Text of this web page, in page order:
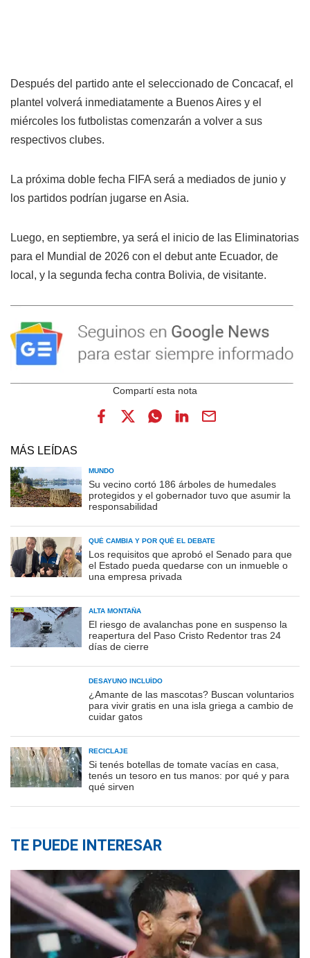
Después del partido ante el seleccionado de Concacaf, el
plantel volverá inmediatamente a Buenos Aires y el
miércoles los futbolistas comenzarán a volver a sus
respectivos clubes.
La próxima doble fecha FIFA será a mediados de junio y
los partidos podrían jugarse en Asia.
Luego, en septiembre, ya será el inicio de las Eliminatorias
para el Mundial de 2026 con el debut ante Ecuador, de
local, y la segunda fecha contra Bolivia, de visitante.
MÁS LEÍDAS
MUNDO
Su vecino cortó 186 árboles de humedales
protegidos y el gobernador tuvo que asumir la
responsabilidad
QUÉ CAMBIA Y POR QUÉ EL DEBATE
Los requisitos que aprobó el Senado para que
el Estado pueda quedarse con un inmueble o
una empresa privada
ALTA MONTAÑA
El riesgo de avalanchas pone en suspenso la
reapertura del Paso Cristo Redentor tras 24
días de cierre
DESAYUNO INCLUÍDO
¿Amante de las mascotas? Buscan voluntarios
para vivir gratis en una isla griega a cambio de
cuidar gatos
RECICLAJE
Si tenés botellas de tomate vacías en casa,
tenés un tesoro en tus manos: por qué y para
qué sirven
TE PUEDE INTERESAR